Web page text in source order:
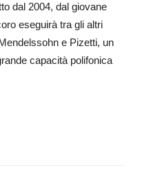
dal 2004, dal giovane
eseguirà tra gli altri
e Pizetti, un
capacità polifonica